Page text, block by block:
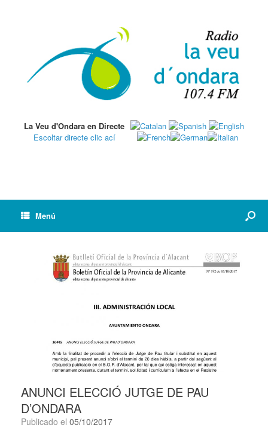
La Veu d'Ondara en Directe
Escoltar directe clic ací
Menú
ANUNCI ELECCIÓ JUTGE DE PAU
D’ONDARA
Publicado el 05/10/2017